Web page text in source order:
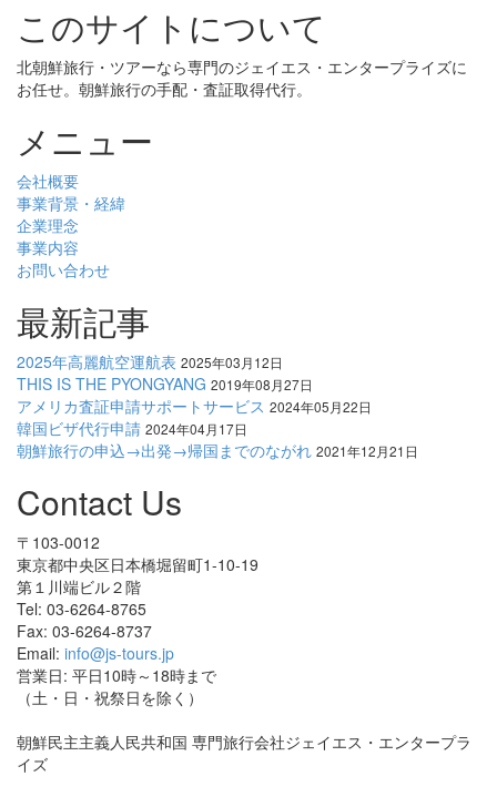
このサイトについて
北朝鮮旅行・ツアーなら専門のジェイエス・エンタープライズに
お任せ。朝鮮旅行の手配・査証取得代行。
メニュー
会社概要
事業背景・経緯
企業理念
事業内容
お問い合わせ
最新記事
2025年高麗航空運航表 2025年03月12日
THIS IS THE PYONGYANG 2019年08月27日
アメリカ査証申請サポートサービス 2024年05月22日
韓国ビザ代行申請 2024年04月17日
朝鮮旅行の申込→出発→帰国までのながれ 2021年12月21日
Contact Us
〒103-0012
東京都中央区日本橋堀留町1-10-19
第１川端ビル２階
Tel: 03-6264-8765
Fax: 03-6264-8737
Email: info@js-tours.jp
営業日: 平日10時～18時まで
（土・日・祝祭日を除く）
朝鮮民主主義人民共和国 専門旅行会社ジェイエス・エンタープラ
イズ